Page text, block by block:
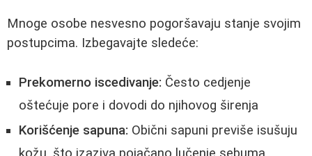
Mnoge osobe nesvesno pogoršavaju stanje svojim
postupcima. Izbegavajte sledeće:
Prekomerno iscedivanje: Često cedjenje
oštećuje pore i dovodi do njihovog širenja
Korišćenje sapuna: Obični sapuni previše isušuju